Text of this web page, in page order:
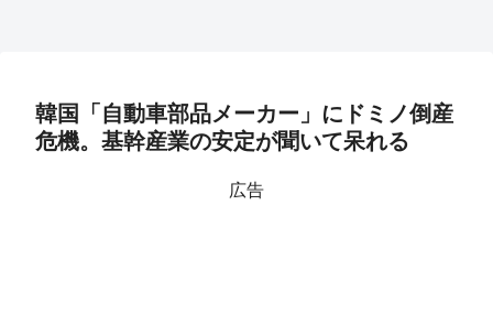
韓国「自動車部品メーカー」にドミノ倒産
危機。基幹産業の安定が聞いて呆れる
広告